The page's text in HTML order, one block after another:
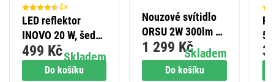
Do košíku
4×
LED reflektor
INOVO 20 W, šedý,
neutrální bíláSkladem
499 Kč
Do košíku
Nouzové svítidlo
ORSU 2W 300lm 3h
MT
Skladem
1 299 Kč
5